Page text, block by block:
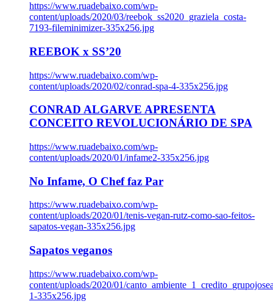
https://www.ruadebaixo.com/wp-
content/uploads/2020/03/reebok_ss2020_graziela_costa-
7193-fileminimizer-335x256.jpg
REEBOK x SS’20
https://www.ruadebaixo.com/wp-
content/uploads/2020/02/conrad-spa-4-335x256.jpg
CONRAD ALGARVE APRESENTA
CONCEITO REVOLUCIONÁRIO DE SPA
https://www.ruadebaixo.com/wp-
content/uploads/2020/01/infame2-335x256.jpg
No Infame, O Chef faz Par
https://www.ruadebaixo.com/wp-
content/uploads/2020/01/tenis-vegan-rutz-como-sao-feitos-
sapatos-vegan-335x256.jpg
Sapatos veganos
https://www.ruadebaixo.com/wp-
content/uploads/2020/01/
1-335x256.jpg